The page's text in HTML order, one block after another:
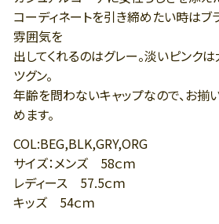
コーディネートを引き締めたい時はブ
雰囲気を
出してくれるのはグレー。淡いピンク
ツグン。
年齢を問わないキャップなので、お揃
めます。
COL:BEG,BLK,GRY,ORG
サイズ：メンズ 58ｃｍ
レディース 57.5ｃｍ
キッズ 54ｃｍ